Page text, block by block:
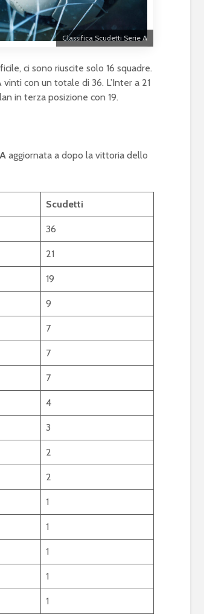
Classifica Scudetti Serie A
ci sono riuscite solo 16 squadre.
con un totale di 36. L’Inter a 21
in terza posizione con 19.
aggiornata a dopo la vittoria dello
Scudetti
36
21
19
9
7
7
7
4
3
2
2
1
1
1
1
1